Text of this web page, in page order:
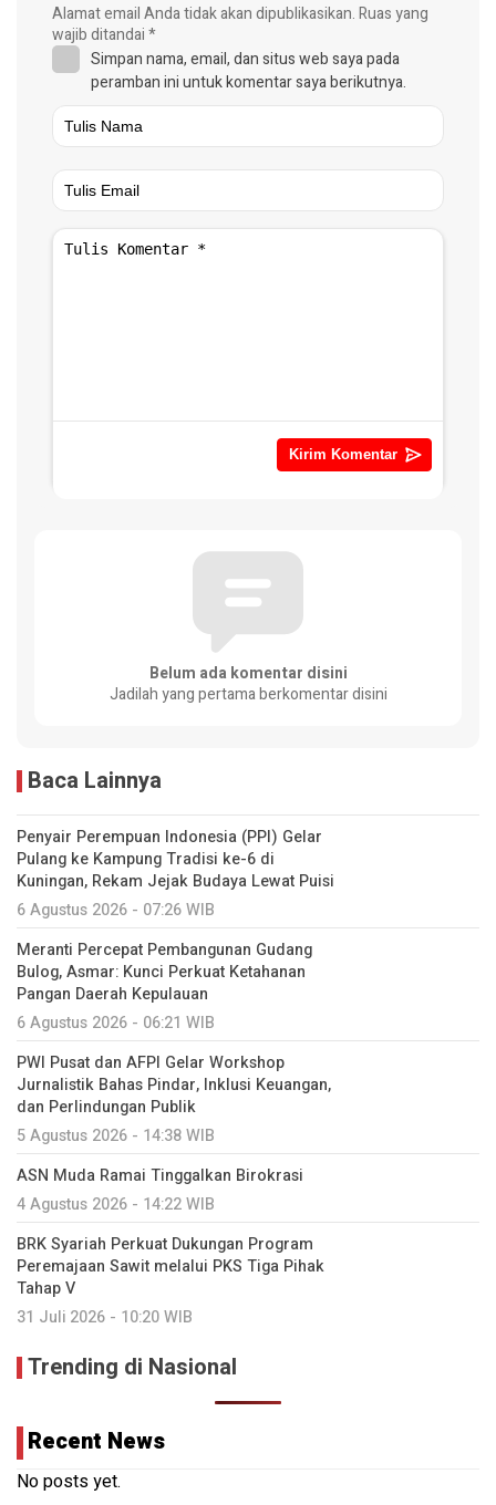
Alamat email Anda tidak akan dipublikasikan.Ruas yang
wajib ditandai*
Simpan nama, email, dan situs web saya pada
peramban ini untuk komentar saya berikutnya.
Belum ada komentar disini
Jadilah yang pertama berkomentar disini
Baca Lainnya
Penyair Perempuan Indonesia (PPI) Gelar
Pulang ke Kampung Tradisi ke-6 di
Kuningan, Rekam Jejak Budaya Lewat Puisi
6 Agustus 2026 - 07:26 WIB
Meranti Percepat Pembangunan Gudang
Bulog, Asmar: Kunci Perkuat Ketahanan
Pangan Daerah Kepulauan
6 Agustus 2026 - 06:21 WIB
PWI Pusat dan AFPI Gelar Workshop
Jurnalistik Bahas Pindar, Inklusi Keuangan,
dan Perlindungan Publik
5 Agustus 2026 - 14:38 WIB
ASN Muda Ramai Tinggalkan Birokrasi
4 Agustus 2026 - 14:22 WIB
BRK Syariah Perkuat Dukungan Program
Peremajaan Sawit melalui PKS Tiga Pihak
Tahap V
31 Juli 2026 - 10:20 WIB
Trending di Nasional
Recent News
No posts yet.